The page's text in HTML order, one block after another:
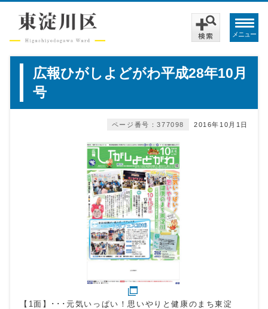
メニュー
広報ひがしよどがわ平成28年10月
号
2016年10月1日
ページ番号：377098
【1面】･･･元気いっぱい！思いやりと健康のまち東淀